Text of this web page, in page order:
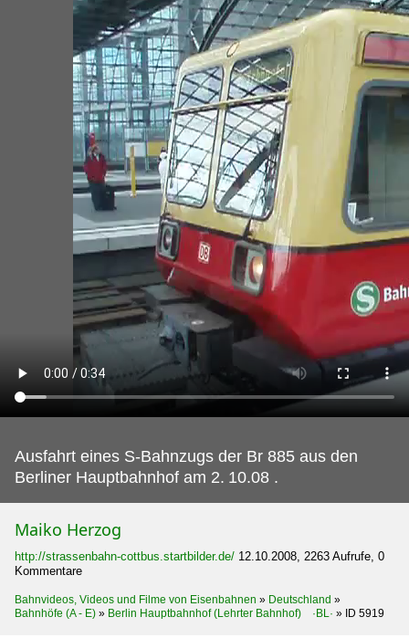
Ausfahrt eines S-Bahnzugs der Br 885 aus den
Berliner Hauptbahnhof am 2. 10.08 .
Maiko Herzog
http://strassenbahn-cottbus.startbilder.de/ 12.10.2008, 2263 Aufrufe, 0
Kommentare
Bahnvideos, Videos und Filme von Eisenbahnen » Deutschland »
Bahnhöfe (A - E) » Berlin Hauptbahnhof (Lehrter Bahnhof) ·BL· » ID 5919